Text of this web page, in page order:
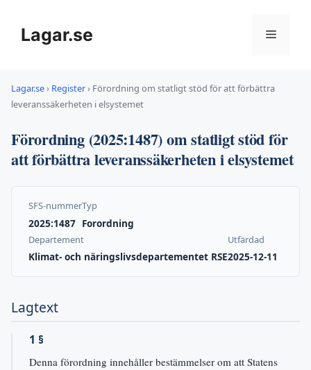
innehållLagar.se Meny
Lagar.se› Register› Förordning om statligt stöd för att förbättra
leveranssäkerheten i elsystemet
Förordning (2025:1487) om statligt stöd för
att förbättra leveranssäkerheten i elsystemet
SFS-nummer
2025:1487
Typ
Forordning
Departement
Klimat- och näringslivsdepartementet RSE
Utfärdad
2025-12-11
Lagtext
1 §
Denna förordning innehåller bestämmelser om att Statens